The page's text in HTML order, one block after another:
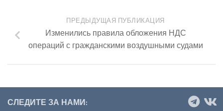
ПРЕДЫДУЩАЯ ПУБЛИКАЦИЯ
Изменились правила обложения НДС
операций с гражданскими воздушными судами
СЛЕДИТЕ ЗА НАМИ: